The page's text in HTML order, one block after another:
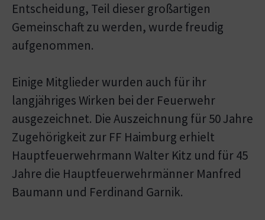
Entscheidung, Teil dieser großartigen
Gemeinschaft zu werden, wurde freudig
aufgenommen.
Einige Mitglieder wurden auch für ihr
langjähriges Wirken bei der Feuerwehr
ausgezeichnet. Die Auszeichnung für 50 Jahre
Zugehörigkeit zur FF Haimburg erhielt
Hauptfeuerwehrmann Walter Kitz und für 45
Jahre die Hauptfeuerwehrmänner Manfred
Baumann und Ferdinand Garnik.